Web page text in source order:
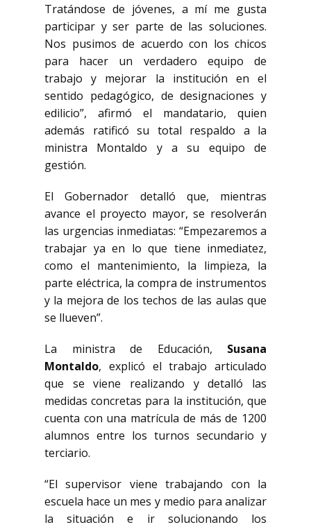
Tratándose de jóvenes, a mí me gusta
participar y ser parte de las soluciones.
Nos pusimos de acuerdo con los chicos
para hacer un verdadero equipo de
trabajo y mejorar la institución en el
sentido pedagógico, de designaciones y
edilicio”, afirmó el mandatario, quien
además ratificó su total respaldo a la
ministra Montaldo y a su equipo de
gestión.
El Gobernador detalló que, mientras
avance el proyecto mayor, se resolverán
las urgencias inmediatas: “Empezaremos a
trabajar ya en lo que tiene inmediatez,
como el mantenimiento, la limpieza, la
parte eléctrica, la compra de instrumentos
y la mejora de los techos de las aulas que
se llueven”.
La ministra de Educación, Susana
Montaldo, explicó el trabajo articulado
que se viene realizando y detalló las
medidas concretas para la institución, que
cuenta con una matrícula de más de 1200
alumnos entre los turnos secundario y
terciario.
“El supervisor viene trabajando con la
escuela hace un mes y medio para analizar
la situación e ir solucionando los